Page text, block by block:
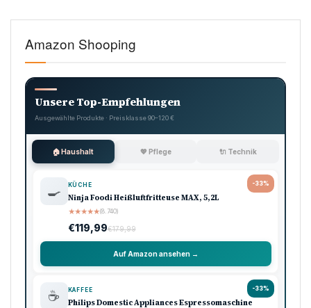
Amazon Shooping
Unsere Top-Empfehlungen
Ausgewählte Produkte · Preisklasse 90–120 €
🏠 Haushalt 💖 Pflege 🔌 Technik
-33%
🍳 KÜCHE
Ninja Foodi Heißluftfritteuse MAX, 5,2L
★★★★★(8.740)
€119,99€179,99
Auf Amazon ansehen →
-33%
☕ KAFFEE
Philips Domestic Appliances Espressomaschine